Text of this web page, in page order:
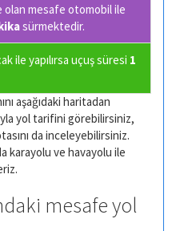
olan mesafe otomobil ile
sürmektedir.
ile yapılırsa uçuş süresi 1
aşağıdaki haritadan
yol tarifini görebilirsiniz,
da inceleyebilirsiniz.
karayolu ve havayolu ile
mesafe yol